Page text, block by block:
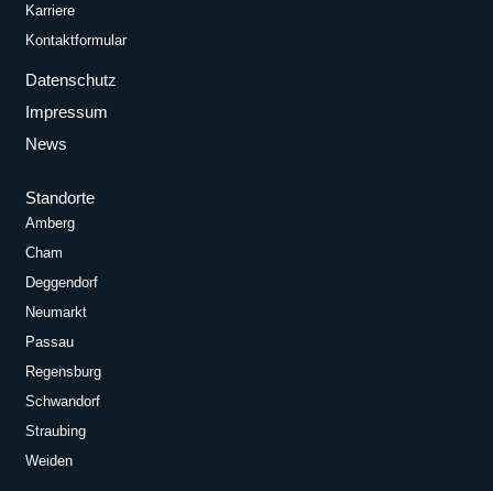
Karriere
Kontaktformular
Datenschutz
Impressum
News
Standorte
Amberg
Cham
Deggendorf
Neumarkt
Passau
Regensburg
Schwandorf
Straubing
Weiden